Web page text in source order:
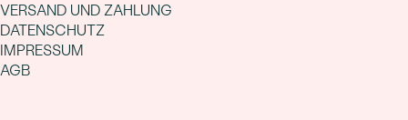
VERSAND UND ZAHLUNG
DATENSCHUTZ
IMPRESSUM
AGB